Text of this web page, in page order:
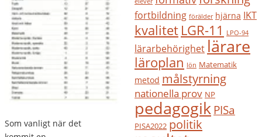
Som vanligt när det
fortbildning förälder hjärna IKT
kvalitet LGR-11 LPO-94
lärarbehörighet lärare
läroplan lön Matematik
metod målstyrning
nationella prov NP
pedagogikPISa
PISA2022 politik